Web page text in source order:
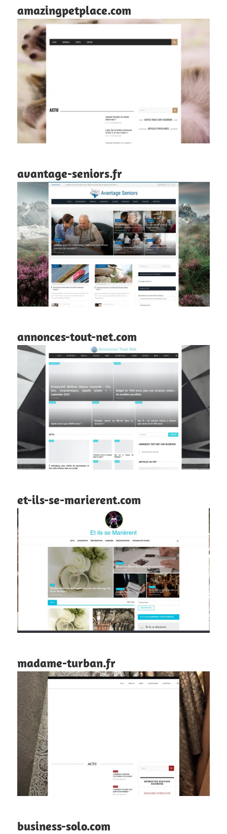
amazingpetplace.com
avantage-seniors.fr
annonces-tout-net.com
et-ils-se-marierent.com
madame-turban.fr
business-solo.com